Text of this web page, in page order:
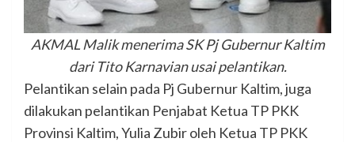
AKMAL Malik menerima SK Pj Gubernur Kaltim
dari Tito Karnavian usai pelantikan.
Pelantikan selain pada Pj Gubernur Kaltim, juga
dilakukan pelantikan Penjabat Ketua TP PKK
Provinsi Kaltim, Yulia Zubir oleh Ketua TP PKK